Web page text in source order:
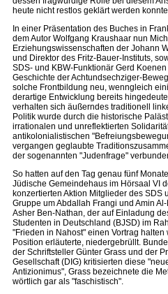
heute nicht restlos geklärt werden
In einer Präsentation des Buches in
dem Autor Wolfgang Kraushaar nun
Erziehungswissenschaften der Johann
und Direktor des Fritz-Bauer-Instituts,
SDS- und KBW-Funktionär Gerd
Geschichte der Achtundsechziger-
solche Frontbildung neu, wenngleich
derartige Entwicklung bereits
verhalten sich äußerndes traditionell
Politik wurde durch die historische
irrationalen und unreflektierten
antikolonialistischen
vergangen geglaubte
der sogenannten "Judenfrage"
So hatten auf den Tag genau fünf
Jüdische Gemeindehaus im Hörsaal VI
konzertierten Aktion Mitglieder des SDS
Gruppe um Abdallah Frangi und Amin
Asher Ben-Nathan, der auf Einladung
Studenten in Deutschland (BJSD) im
"Frieden in Nahost" einen Vortrag
Position erläuterte, niedergebrüllt.
der Schriftsteller Günter Grass und der
Gesellschaft (DIG) kritisierten diese
Antizionimus", Grass bezeichnete die
wörtlich gar als "faschistisch".